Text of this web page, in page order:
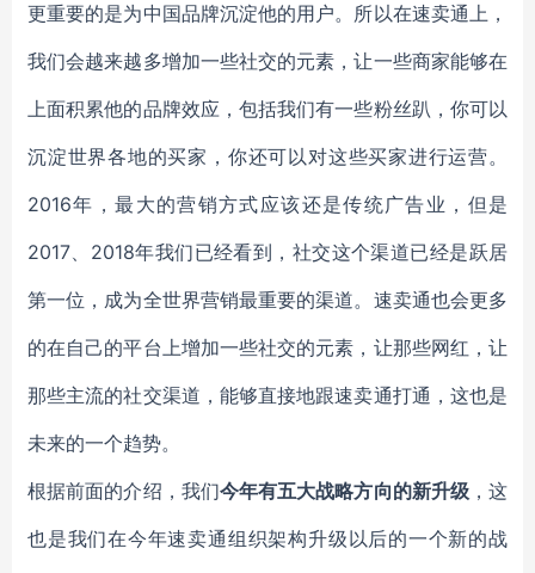
更重要的是为中国品牌沉淀他的用户。所以在速卖通上，
我们会越来越多增加一些社交的元素，让一些商家能够在
上面积累他的品牌效应，包括我们有一些粉丝趴，你可以
沉淀世界各地的买家，你还可以对这些买家进行运营。
2016年，最大的营销方式应该还是传统广告业，但是
2017、2018年我们已经看到，社交这个渠道已经是跃居
第一位，成为全世界营销最重要的渠道。速卖通也会更多
的在自己的平台上增加一些社交的元素，让那些网红，让
那些主流的社交渠道，能够直接地跟速卖通打通，这也是
未来的一个趋势。
根据前面的介绍，我们今年有五大战略方向的新升级，这
也是我们在今年速卖通组织架构升级以后的一个新的战